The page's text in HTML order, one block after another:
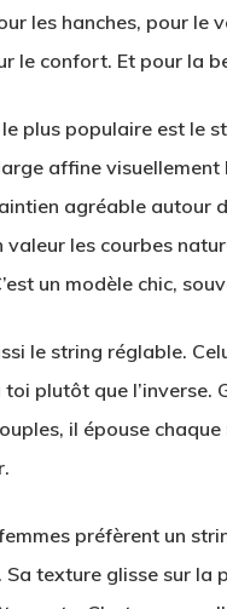
les hanches, pour le
le confort. Et pour la
plus populaire est le
affine visuellement
agréable autour
valeur les courbes
un modèle chic,
le string réglable.
toi plutôt que l’inverse.
il épouse
préfèrent un
Sa texture glisse sur la